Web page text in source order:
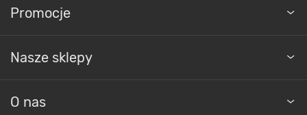
Promocje
Nasze sklepy
O nas